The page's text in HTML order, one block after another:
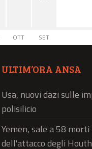
OTT SET
ULTIM’ORA ANSA
Usa, nuovi dazi sulle
polisilicio
Yemen, sale a 58
dell'attacco degli